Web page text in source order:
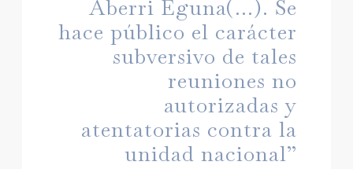
Aberri Eguna(...). Se
hace público el carácter
subversivo de tales
reuniones no
autorizadas y
atentatorias contra la
unidad nacional”